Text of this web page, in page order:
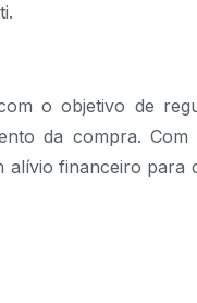
o objetivo de
da compra.
financeiro para